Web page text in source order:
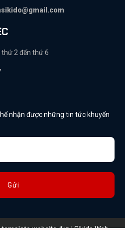
2 đến thứ 6
nhận được những tin tức khuyến
Gửi